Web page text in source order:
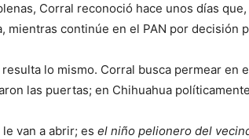
Corral reconoció hace unos días
mientras continúe en el PAN por decisión
lo mismo. Corral busca permear en
las puertas; en Chihuahua
van a abrir; es el niño pelionero del